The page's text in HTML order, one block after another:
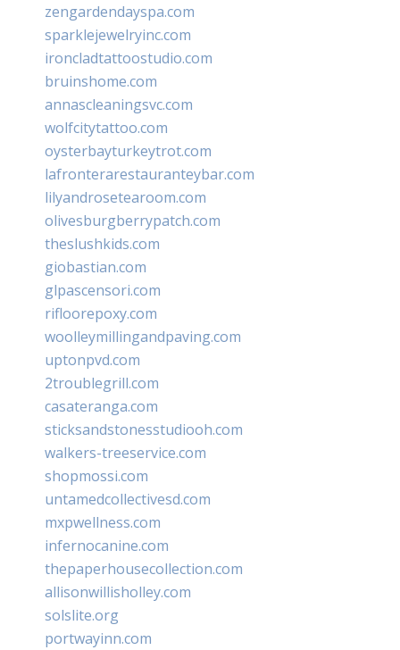
zengardendayspa.com
sparklejewelryinc.com
ironcladtattoostudio.com
bruinshome.com
annascleaningsvc.com
wolfcitytattoo.com
oysterbayturkeytrot.com
lafronterarestauranteybar.com
lilyandrosetearoom.com
olivesburgberrypatch.com
theslushkids.com
giobastian.com
glpascensori.com
rifloorepoxy.com
woolleymillingandpaving.com
uptonpvd.com
2troublegrill.com
casateranga.com
sticksandstonesstudiooh.com
walkers-treeservice.com
shopmossi.com
untamedcollectivesd.com
mxpwellness.com
infernocanine.com
thepaperhousecollection.com
allisonwillisholley.com
solslite.org
portwayinn.com